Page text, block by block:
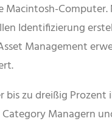
Identifizierung
Management
zu dreißig
Managern